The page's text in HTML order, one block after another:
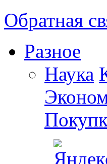
Обратная
Разное
Наука